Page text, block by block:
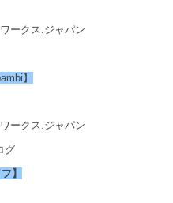
ークス.ジャパン
】
ークス.ジャパン
グ
】